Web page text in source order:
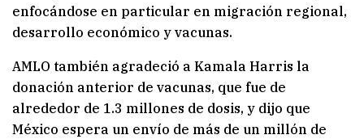
enfocándose en particular en migración regional,
desarrollo económico y vacunas.
AMLO también agradeció a Kamala Harris la
donación anterior de vacunas, que fue de
alrededor de 1.3 millones de dosis, y dijo que
México espera un envío de más de un millón de